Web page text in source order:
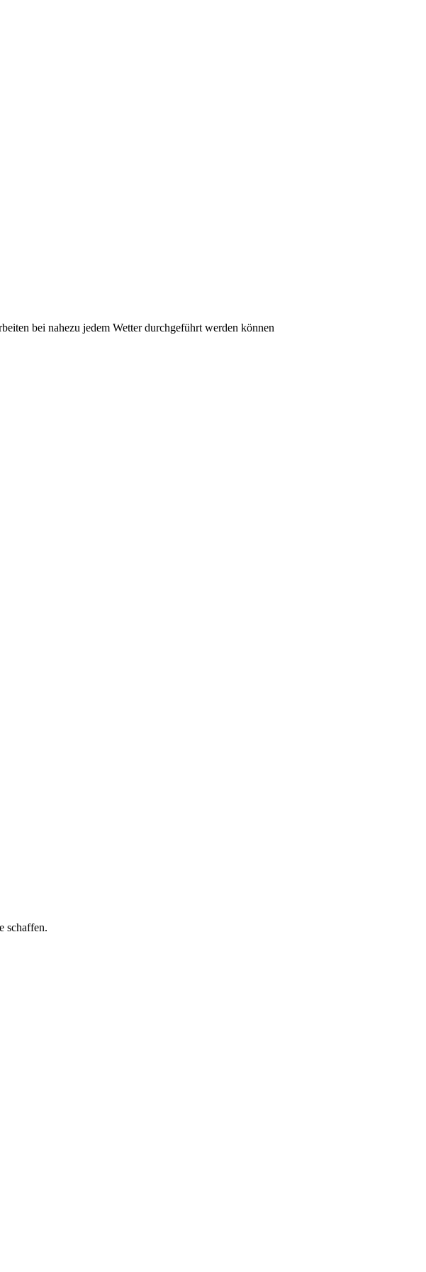
bei nahezu jedem Wetter durchgeführt werden können
schaffen.